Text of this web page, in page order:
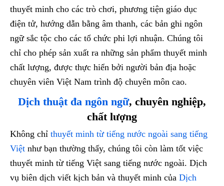
thuyết minh cho các trò chơi, phương tiện giáo dục
điện tử, hướng dẫn bằng âm thanh, các bản ghi ngôn
ngữ sắc tộc cho các tổ chức phi lợi nhuận. Chúng tôi
chỉ cho phép sản xuất ra những sản phẩm thuyết minh
chất lượng, được thực hiển bởi người bản địa hoặc
chuyên viên Việt Nam trình độ chuyên môn cao.
Dịch thuật đa ngôn ngữ, chuyên nghiệp,
chất lượng
Không chỉ thuyết minh từ tiếng nước ngoài sang tiếng
Việt như bạn thường thấy, chúng tôi còn làm tốt việc
thuyết minh từ tiếng Việt sang tiếng nước ngoài. Dịch
vụ biên dịch viết kịch bản và thuyết minh của Dịch